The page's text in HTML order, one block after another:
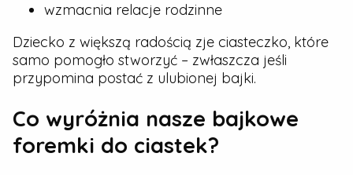
wzmacnia relacje rodzinne
Dziecko z większą radością zje ciasteczko, które
samo pomogło stworzyć – zwłaszcza jeśli
przypomina postać z ulubionej bajki.
Co wyróżnia nasze bajkowe
foremki do ciastek?